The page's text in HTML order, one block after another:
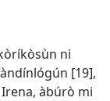
ni
[19],
àbúrò mi